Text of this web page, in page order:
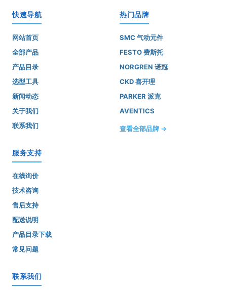
快速导航
网站首页
全部产品
产品目录
选型工具
新闻动态
关于我们
联系我们
热门品牌
SMC 气动元件
FESTO 费斯托
NORGREN 诺冠
CKD 喜开理
PARKER 派克
AVENTICS
查看全部品牌 →
服务支持
在线询价
技术咨询
售后支持
配送说明
产品目录下载
常见问题
联系我们